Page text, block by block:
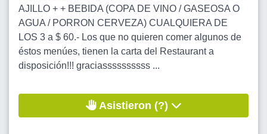
AJILLO + + BEBIDA (COPA DE VINO / GASEOSA O
AGUA / PORRON CERVEZA) CUALQUIERA DE
LOS 3 a $ 60.- Los que no quieren comer algunos de
éstos menúes, tienen la carta del Restaurant a
disposición!!! graciassssssssss ...
Asistieron (?)